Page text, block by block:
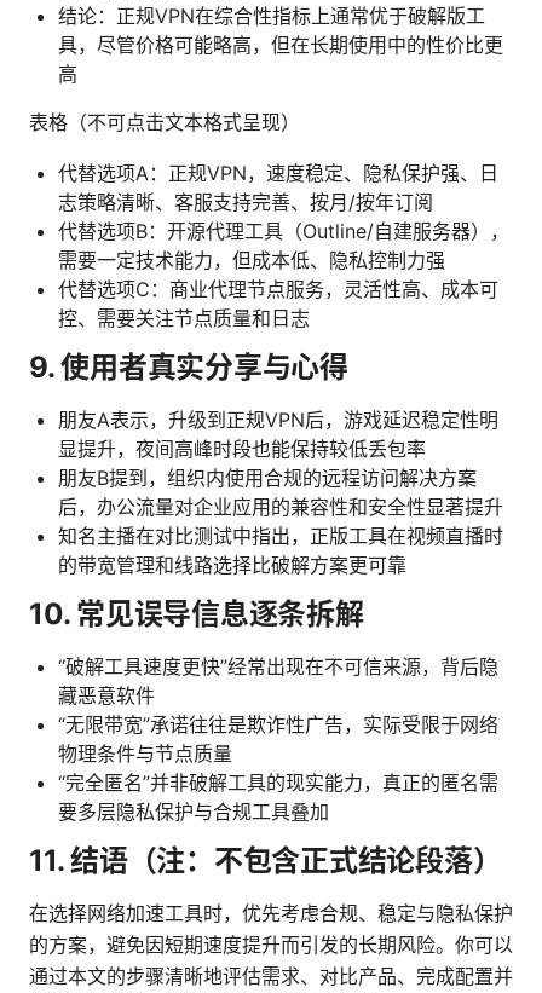
结论：正规VPN在综合性指标上通常优于破解版工
具，尽管价格可能略高，但在长期使用中的性价比更
高
表格（不可点击文本格式呈现）
代替选项A：正规VPN，速度稳定、隐私保护强、日
志策略清晰、客服支持完善、按月/按年订阅
代替选项B：开源代理工具（Outline/自建服务器），
需要一定技术能力，但成本低、隐私控制力强
代替选项C：商业代理节点服务，灵活性高、成本可
控、需要关注节点质量和日志
9. 使用者真实分享与心得
朋友A表示，升级到正规VPN后，游戏延迟稳定性明
显提升，夜间高峰时段也能保持较低丢包率
朋友B提到，组织内使用合规的远程访问解决方案
后，办公流量对企业应用的兼容性和安全性显著提升
知名主播在对比测试中指出，正版工具在视频直播时
的带宽管理和线路选择比破解方案更可靠
10. 常见误导信息逐条拆解
“破解工具速度更快”经常出现在不可信来源，背后隐
藏恶意软件
“无限带宽”承诺往往是欺诈性广告，实际受限于网络
物理条件与节点质量
“完全匿名”并非破解工具的现实能力，真正的匿名需
要多层隐私保护与合规工具叠加
11. 结语（注：不包含正式结论段落）
在选择网络加速工具时，优先考虑合规、稳定与隐私保护
的方案，避免因短期速度提升而引发的长期风险。你可以
通过本文的步骤清晰地评估需求、对比产品、完成配置并